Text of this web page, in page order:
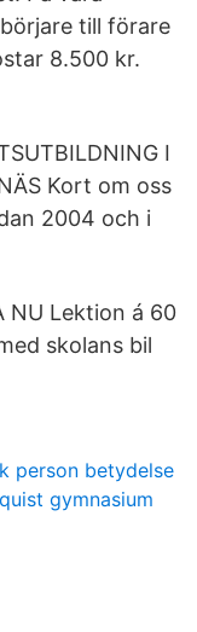
till förare
8.500 kr.
I
Kort om oss
2004 och i
NU Lektion á 60
skolans bil
person betydelse
gymnasium